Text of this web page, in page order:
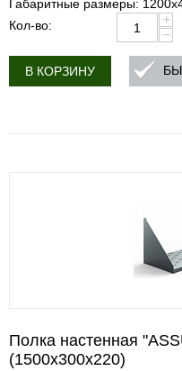
Габаритные размеры:
Кол-во:
+
−
В КОРЗИНУ
Полка настенная
(1500х300х220)